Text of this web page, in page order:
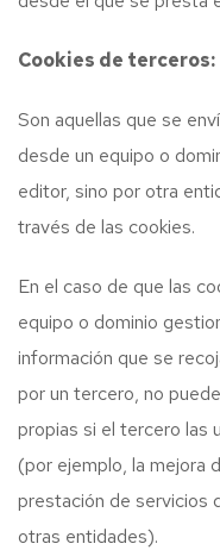
Cookies de terceros:
Son aquellas que se
desde un equipo o
editor, sino por otra
través de las cookies.
En el caso de que las
equipo o dominio
información que se
por un tercero, no
propias si el tercero las
(por ejemplo, la mejora
prestación de servicios
otras entidades).